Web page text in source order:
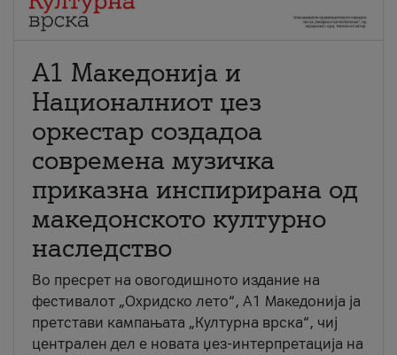
А1 Македонија и
Националниот џез
оркестар создадоа
современа музичка
приказна инспирирана од
македонското културно
наследство
Во пресрет на овогодишното издание на
фестивалот „Охридско лето“, А1 Македонија ја
претстави кампањата „Културна врска“, чиј
централен дел е новата џез-интерпретација на